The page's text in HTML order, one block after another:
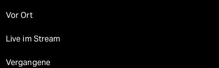
Vor Ort
Live im Stream
Vergangene